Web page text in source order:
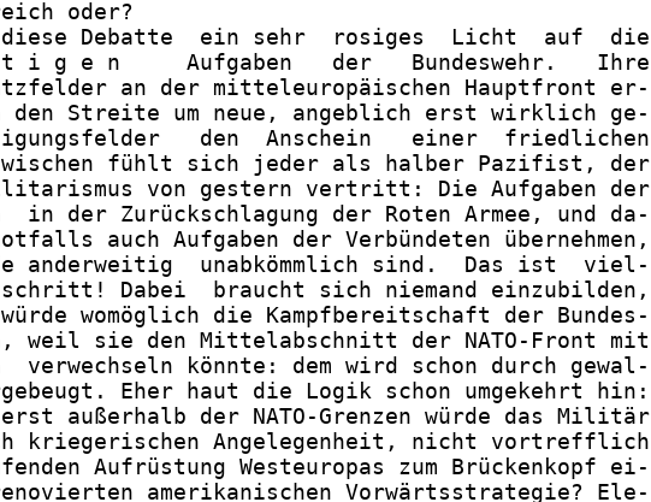
oder?
Debatte  ein sehr  rosiges  Licht  auf  die
i g e n     Aufgaben   der   Bundeswehr.   Ihre
an der mitteleuropäischen Hauptfront er-
den Streite um neue, angeblich erst wirklich ge-
den  Anschein   einer  friedlichen
fühlt sich jeder als halber Pazifist, der
von gestern vertritt: Die Aufgaben der
in der Zurückschlagung der Roten Armee, und da-
auch Aufgaben der Verbündeten übernehmen,
anderweitig  unabkömmlich sind.  Das ist  viel-
Dabei  braucht sich niemand einzubilden,
womöglich die Kampfbereitschaft der Bundes-
weil sie den Mittelabschnitt der NATO-Front mit
verwechseln könnte: dem wird schon durch gewal-
Eher haut die Logik schon umgekehrt hin:
außerhalb der NATO-Grenzen würde das Militär
kriegerischen Angelegenheit, nicht vortrefflich
Aufrüstung Westeuropas zum Brückenkopf ei-
amerikanischen Vorwärtsstrategie? Ele-